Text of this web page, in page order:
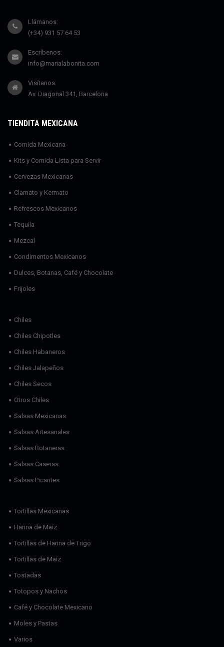
Llámanos:
(+34) 931 57 64 53
Escríbenos:
info@marialabonita.com
Visítanos:
Av. Diagonal 341, Barcelona
TIENDITA MEXICANA
Comida Mexicana
Kits y Comida Lista para Servir
Cervezas Mexicanas
Clamato y Kermato
Refrescos Mexicanos
Tequila
Mezcal
Condimentos Mexicanos
Dulces, Botanas, Café y Chocolate
Frijoles
Chiles
Chiles Chipotles
Chiles Habaneros
Chiles Jalapeños
Chiles Secos
Otros Chiles
Salsas Mexicanas
Salsas Artesanales
Salsas Botaneras
Salsas Caseras
Salsas Picantes
Tortillas Mexicanas
Harina de Maíz
Tortillas de Harina de Trigo
Tortillas de Maíz
Tostadas
Totopos y Nachos
Café y Chocolate Mexicano
Moles y Pastas
Varios